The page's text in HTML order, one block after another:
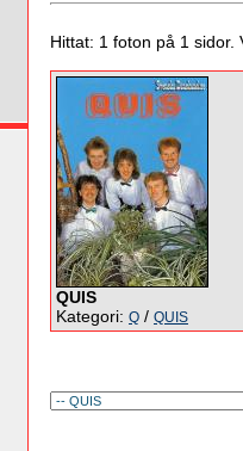
Hittat: 1 foton på 1 sidor.
QUIS
Kategori: Q / QUIS